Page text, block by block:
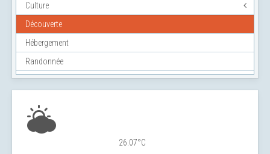
Culture
Découverte
Hébergement
Randonnée
26.07°C